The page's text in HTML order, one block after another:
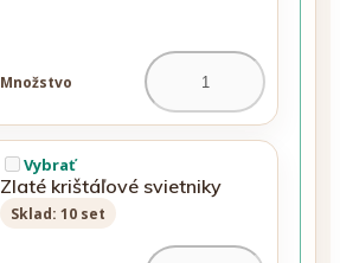
Množstvo
Vybrať
Zlaté krištáľové svietniky
Sklad: 10 set